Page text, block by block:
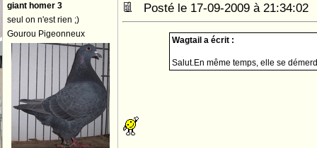
giant homer 3
seul on n'est rien ;)
Gourou Pigeonneux
Posté le 17-09-2009 à
Wagtail a écrit :
Salut.En même temps, elle se